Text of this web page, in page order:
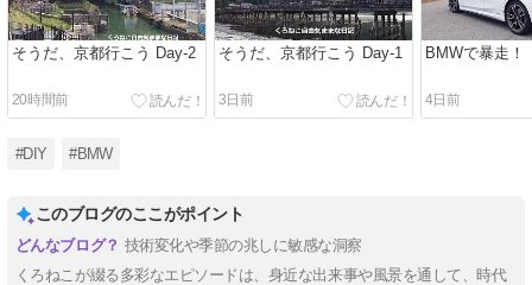
そうだ、京都行こう Day-2
20時間前
そうだ、京都行こう Day-1
3日前
BMWで暴走！
4日前
#DIY #BMW
このブログのここがポイント
技術変化や季節の兆しに敏感な洞察
くろねこが綴る多彩なエピソードは、身近な出来事や風景を通して、時代